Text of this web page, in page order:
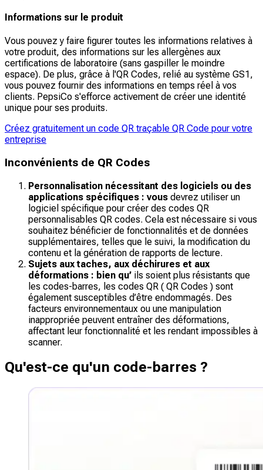
Informations sur le produit
Vous pouvez y faire figurer toutes les informations relatives à
votre produit, des informations sur les allergènes aux
certifications de laboratoire (sans gaspiller le moindre
espace). De plus, grâce à l'QR Codes, relié au système GS1,
vous pouvez fournir des informations en temps réel à vos
clients. PepsiCo s'efforce activement de créer une identité
unique pour ses produits.
Créez gratuitement un code QR traçable QR Code pour votre
entreprise
Inconvénients de QR Codes
Personnalisation nécessitant des logiciels ou des
applications spécifiques : vous devrez utiliser un
logiciel spécifique pour créer des codes QR
personnalisables QR codes. Cela est nécessaire si vous
souhaitez bénéficier de fonctionnalités et de données
supplémentaires, telles que le suivi, la modification du
contenu et la génération de rapports de lecture.
Sujets aux taches, aux déchirures et aux
déformations : bien qu’ ils soient plus résistants que
les codes-barres, les codes QR ( QR Codes ) sont
également susceptibles d’être endommagés. Des
facteurs environnementaux ou une manipulation
inappropriée peuvent entraîner des déformations,
affectant leur fonctionnalité et les rendant impossibles à
scanner.
Qu'est-ce qu'un code-barres ?